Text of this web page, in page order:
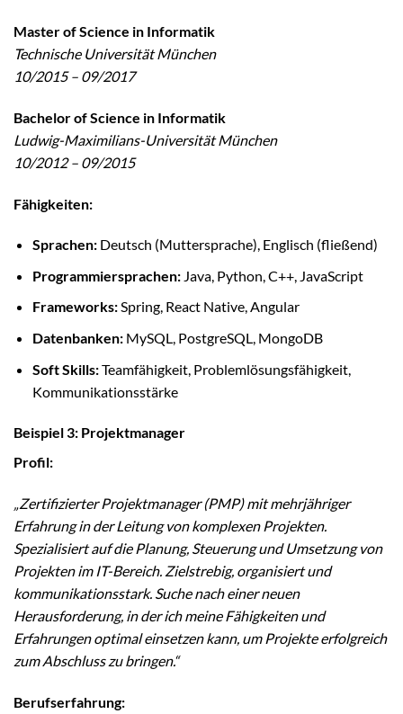
Master of Science in Informatik
Technische Universität München
10/2015 – 09/2017
Bachelor of Science in Informatik
Ludwig-Maximilians-Universität München
10/2012 – 09/2015
Fähigkeiten:
Sprachen:Deutsch (Muttersprache), Englisch (fließend)
Programmiersprachen:Java, Python, C++, JavaScript
Frameworks:Spring, React Native, Angular
Datenbanken:MySQL, PostgreSQL, MongoDB
Soft Skills:Teamfähigkeit, Problemlösungsfähigkeit,
Kommunikationsstärke
Beispiel 3: Projektmanager
Profil:
„Zertifizierter Projektmanager (PMP) mit mehrjähriger
Erfahrung in der Leitung von komplexen Projekten.
Spezialisiert auf die Planung, Steuerung und Umsetzung von
Projekten im IT-Bereich. Zielstrebig, organisiert und
kommunikationsstark. Suche nach einer neuen
Herausforderung, in der ich meine Fähigkeiten und
Erfahrungen optimal einsetzen kann, um Projekte erfolgreich
zum Abschluss zu bringen.“
Berufserfahrung: